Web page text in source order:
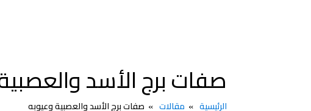
صفات برج الأسد
الرئيسية مقالات صفات برج الأسد والعصبية وعيوبه